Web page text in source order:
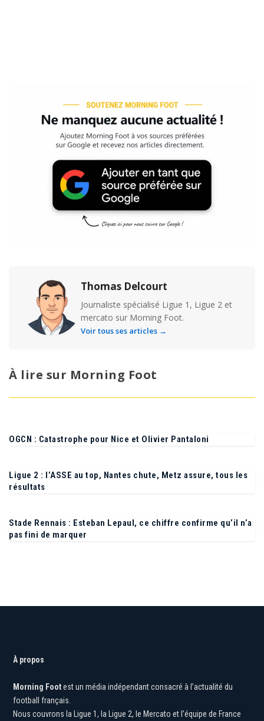
Thomas Delcourt
Journaliste spécialisé Ligue 1, Ligue 2 et
mercato sur Morning Foot.
Voir tous ses articles →
À lire sur Morning Foot
OGCN : Catastrophe pour Nice et Olivier Pantaloni
Ligue 2 : l’ASSE au top, Nantes chute, Metz assure, tous les
Stade Rennais : Esteban Lepaul, ce chiffre confirme qu’il n’a
pas fini de marquer
À propos
Morning Foot
est un média indépendant consacré à l’actualité du
football français.